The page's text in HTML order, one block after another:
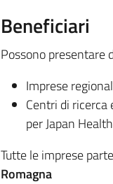
Beneficiari
Possono presentare
Imprese
Centri di ricerca
per Japan
Tutte le imprese
Romagna